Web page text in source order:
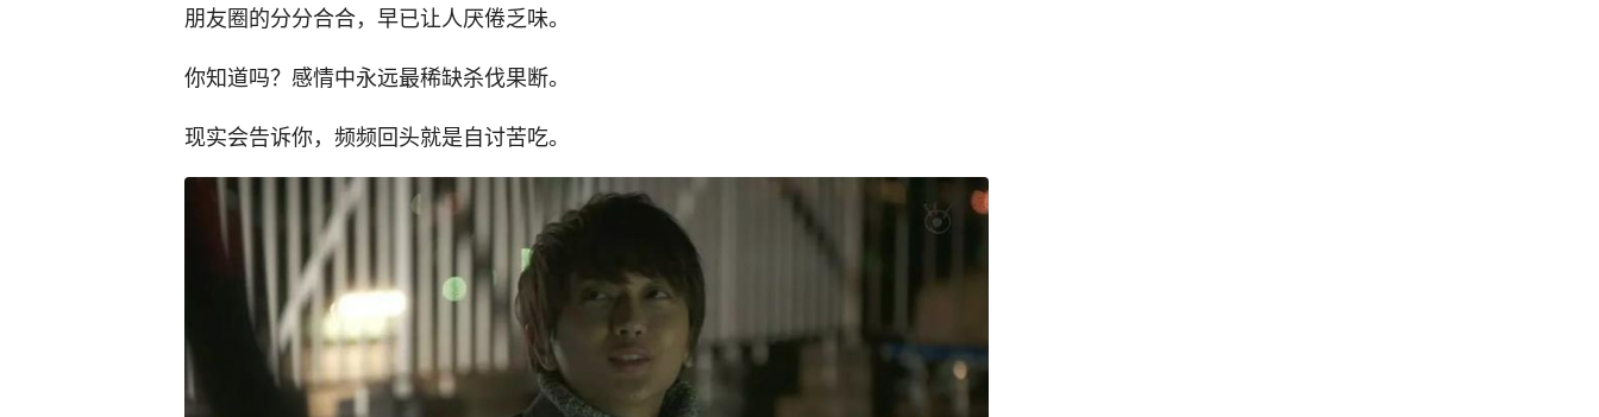
朋友圈的分分合合，早已让人厌倦乏味。
你知道吗？感情中永远最稀缺杀伐果断。
现实会告诉你，频频回头就是自讨苦吃。